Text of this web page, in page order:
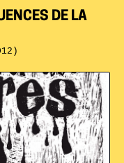
DE LA